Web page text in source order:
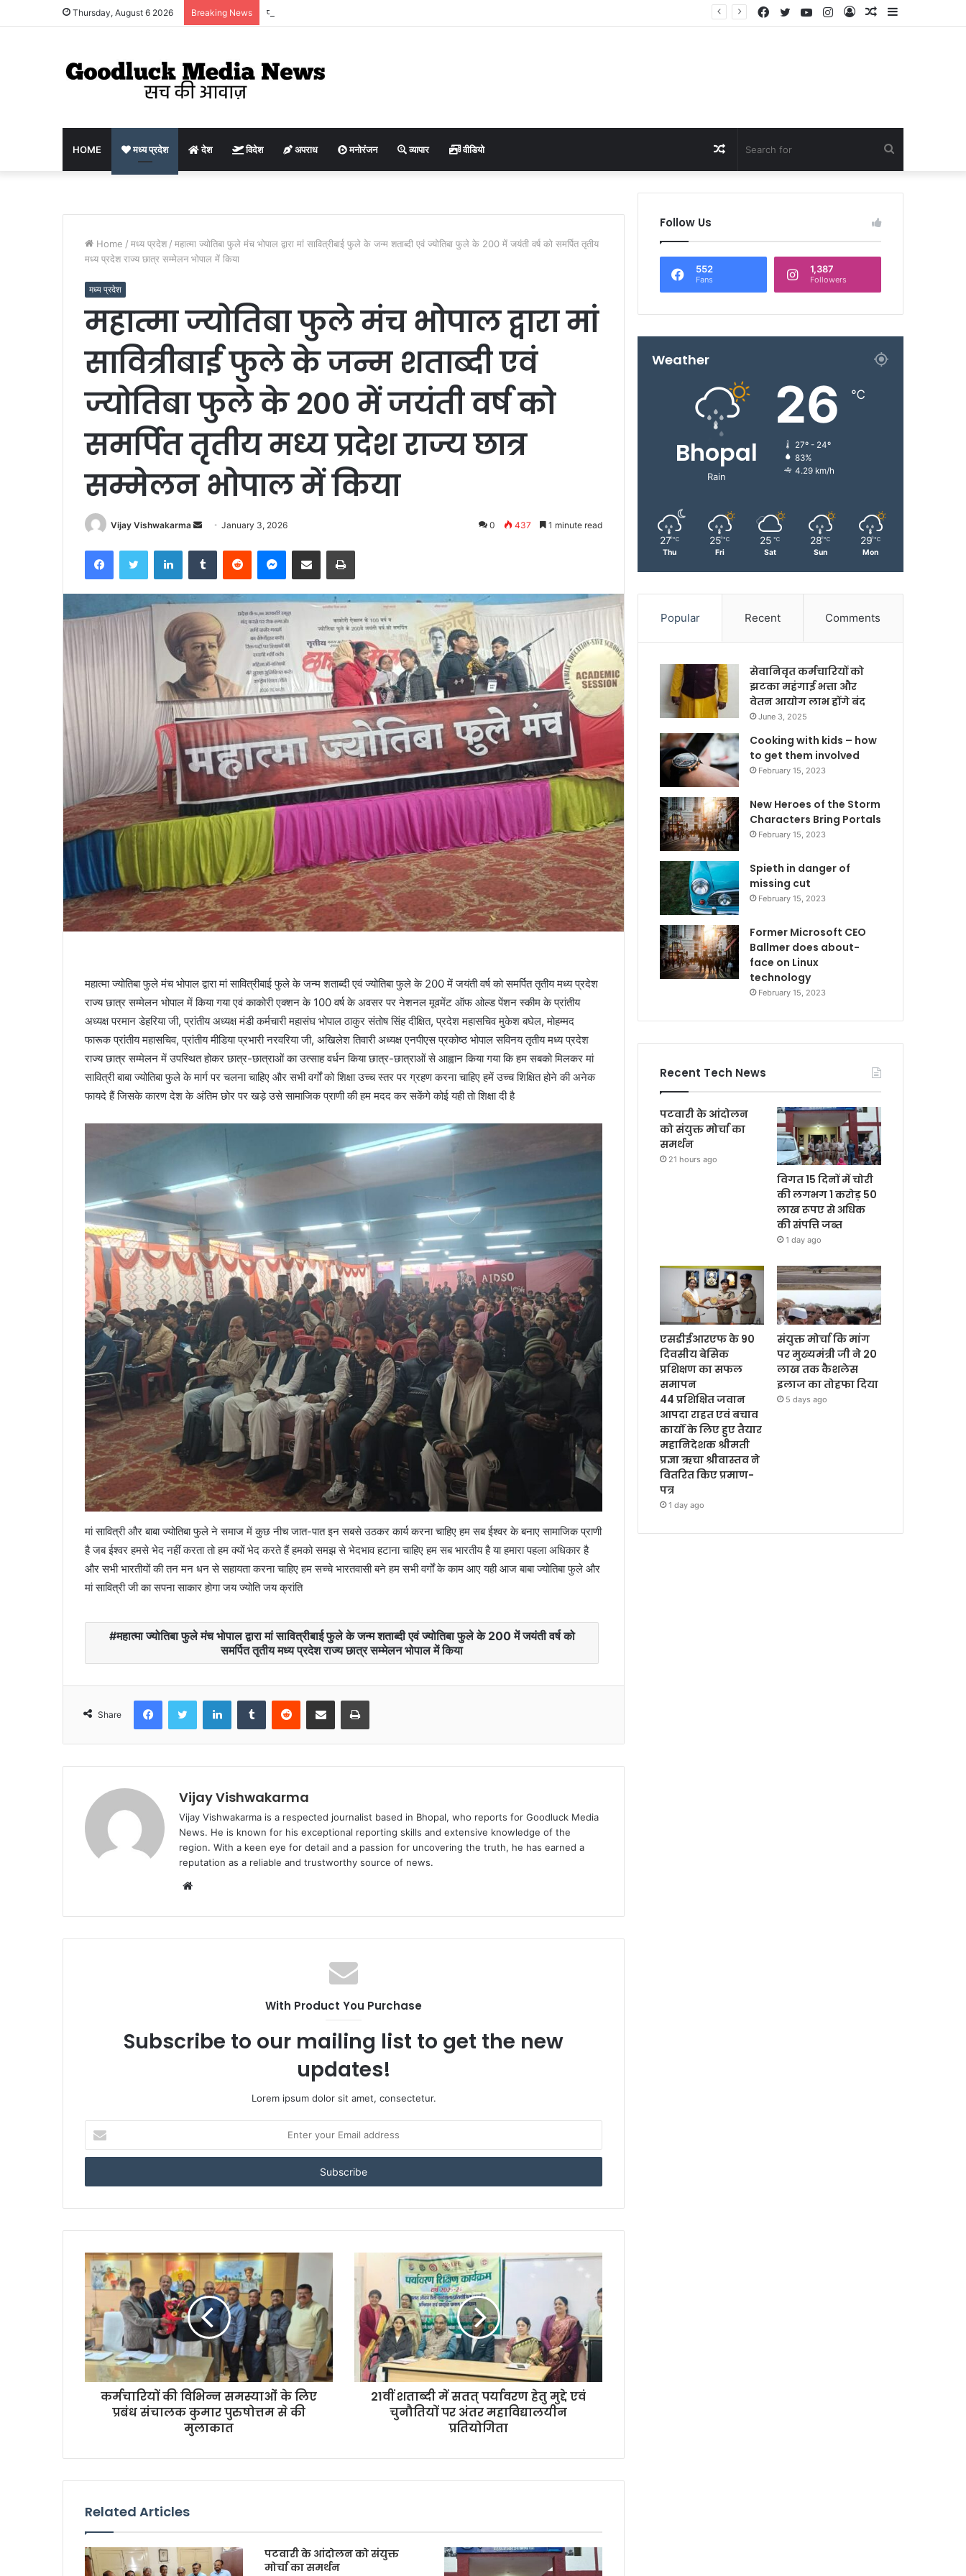
Thursday, August 6 2026 Breaking News पटवारी के आंदोलन को संयुक्त मोर्चा का समर्थन Sidebar
Random
Log
Instagram
YouTube
Twitter
Facebook
HOME मध्य प्रदेश देश विदेश अपराध मनोरंजन व्यापार वीडियो
for
Random
Article
Home / मध्य प्रदेश / महात्मा ज्योतिबा फुले मंच भोपाल द्वारा मां सावित्रीबाई फुले के जन्म शताब्दी एवं ज्योतिबा फुले के 200 में जयंती वर्ष को समर्पित तृतीय
मध्य प्रदेश राज्य छात्र सम्मेलन भोपाल में किया
मध्य प्रदेश
महात्मा ज्योतिबा फुले मंच भोपाल द्वारा मां
सावित्रीबाई फुले के जन्म शताब्दी एवं
ज्योतिबा फुले के 200 में जयंती वर्ष को
समर्पित तृतीय मध्य प्रदेश राज्य छात्र
सम्मेलन भोपाल में किया
Vijay Vishwakarma
Send
email
January 3, 2026 0 437 1 minute read
FacebookTwitter LinkedInTumblr Reddit Messenger
Share via Email Print
महात्मा ज्योतिबा फुले मंच भोपाल द्वारा मां सावित्रीबाई फुले के जन्म शताब्दी एवं ज्योतिबा फुले के 200 में जयंती वर्ष को समर्पित तृतीय मध्य प्रदेश
राज्य छात्र सम्मेलन भोपाल में किया गया एवं काकोरी एक्शन के 100 वर्ष के अवसर पर नेशनल मूवमेंट ऑफ ओल्ड पेंशन स्कीम के प्रांतीय
अध्यक्ष परमान डेहरिया जी, प्रांतीय अध्यक्ष मंडी कर्मचारी महासंघ भोपाल ठाकुर संतोष सिंह दीक्षित, प्रदेश महासचिव मुकेश बघेल, मोहम्मद
फारूक प्रांतीय महासचिव, प्रांतीय मीडिया प्रभारी नरवरिया जी, अखिलेश तिवारी अध्यक्ष एनपीएस प्रकोष्ठ भोपाल सविनय तृतीय मध्य प्रदेश
राज्य छात्र सम्मेलन में उपस्थित होकर छात्र-छात्राओं का उत्साह वर्धन किया छात्र-छात्राओं से आह्वान किया गया कि हम सबको मिलकर मां
सावित्री बाबा ज्योतिबा फुले के मार्ग पर चलना चाहिए और सभी वर्गों को शिक्षा उच्च स्तर पर ग्रहण करना चाहिए हमें उच्च शिक्षित होने की अनेक
फायदे हैं जिसके कारण देश के अंतिम छोर पर खड़े उसे सामाजिक प्राणी की हम मदद कर सकेंगे कोई यही तो शिक्षा दी है
मां सावित्री और बाबा ज्योतिबा फुले ने समाज में कुछ नीच जात-पात इन सबसे उठकर कार्य करना चाहिए हम सब ईश्वर के बनाए सामाजिक प्राणी
है जब ईश्वर हमसे भेद नहीं करता तो हम क्यों भेद करते हैं हमको समझ से भेदभाव हटाना चाहिए हम सब भारतीय है या हमारा पहला अधिकार है
और सभी भारतीयों की तन मन धन से सहायता करना चाहिए हम सच्चे भारतवासी बने हम सभी वर्गों के काम आए यही आज बाबा ज्योतिबा फुले और
मां सावित्री जी का सपना साकार होगा जय ज्योति जय क्रांति
महात्मा ज्योतिबा फुले मंच भोपाल द्वारा मां सावित्रीबाई फुले के जन्म शताब्दी एवं ज्योतिबा फुले के 200 में जयंती वर्ष को
समर्पित तृतीय मध्य प्रदेश राज्य छात्र सम्मेलन भोपाल में किया
Share
FacebookTwitter LinkedInTumblr Reddit Share via Email Print
Vijay Vishwakarma
Vijay Vishwakarma is a respected journalist based in Bhopal, who reports for Goodluck Media
News. He is known for his exceptional reporting skills and extensive knowledge of the
region. With a keen eye for detail and a passion for uncovering the truth, he has earned a
reputation as a reliable and trustworthy source of news.
Website
With Product You Purchase
Subscribe to our mailing list to get the new
updates!
Lorem ipsum dolor sit amet, consectetur.
your
Email
कर्मचारियों की विभिन्न समस्याओं के लिए
प्रबंध संचालक कुमार पुरुषोत्तम से की
मुलाकात
21वीं शताब्दी में सतत् पर्यावरण हेतु मुद्दे एवं
चुनौतियों पर अंतर महाविद्यालयीन
प्रतियोगिता
Related Articles
पटवारी के आंदोलन को संयुक्त
मोर्चा का समर्थन
Follow Us
552
Fans
1,387
Followers
Weather
Bhopal
Rain
26 ℃
27º - 24º
83%
4.29 km/h
27 ℃
Thu
25 ℃
Fri
25 ℃
Sat
28 ℃
Sun
29 ℃
Mon
Popular Recent Comments
सेवानिवृत कर्मचारियों को
झटका महंगाई भत्ता और
वेतन आयोग लाभ होंगे बंद
June 3, 2025
Cooking with kids – how
to get them involved
February 15, 2023
New Heroes of the Storm
Characters Bring Portals
February 15, 2023
Spieth in danger of
missing cut
February 15, 2023
Former Microsoft CEO
Ballmer does about-
face on Linux
technology
February 15, 2023
Recent Tech News
पटवारी के आंदोलन
को संयुक्त मोर्चा का
समर्थन
21 hours ago
विगत 15 दिनों में चोरी
की लगभग 1 करोड़ 50
लाख रूपए से अधिक
की संपत्ति जब्‍त
1 day ago
एसडीईआरएफ के 90
दिवसीय बेसिक
प्रशिक्षण का सफल
समापन
44 प्रशिक्षित जवान
आपदा राहत एवं बचाव
कार्यों के लिए हुए तैयार
महानिदेशक श्रीमती
प्रज्ञा ऋचा श्रीवास्तव ने
वितरित किए प्रमाण-
पत्र
1 day ago
संयुक्त मोर्चा कि मांग
पर मुख्यमंत्री जी ने 20
लाख तक कैशलेस
इलाज का तोहफा दिया
5 days ago